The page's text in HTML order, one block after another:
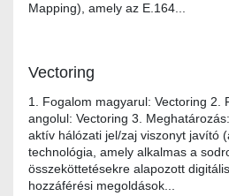
Mapping), amely az E.164...
Vectoring
1. Fogalom magyarul: Vectoring 2.
angolul: Vectoring 3.
aktív hálózati jel/zaj viszonyt javító
technológia, amely alkalmas a
összeköttetésekre alapozott
hozzáférési megoldások...